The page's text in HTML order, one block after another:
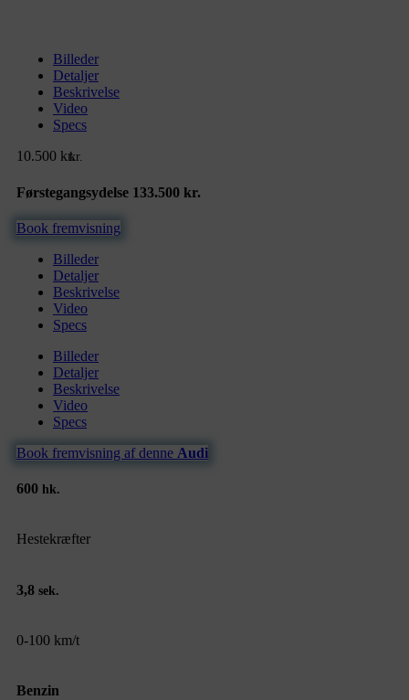
Billeder
Detaljer
Beskrivelse
Video
Specs
10.500 kr.kr.
Førstegangsydelse 133.500 kr.
Book fremvisning
Billeder
Detaljer
Beskrivelse
Video
Specs
Billeder
Detaljer
Beskrivelse
Video
Specs
Book fremvisning af denne Audi
600 hk.
Hestekræfter
3,8 sek.
0-100 km/t
Benzin